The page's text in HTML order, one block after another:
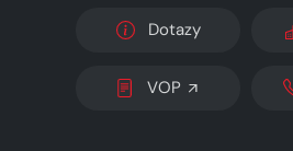
Dotazy
VOP